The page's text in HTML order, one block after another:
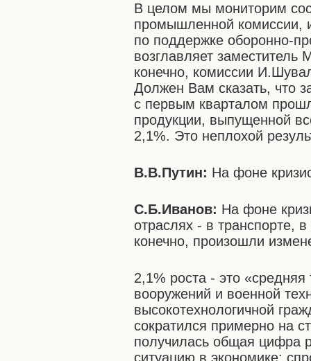
В целом мы мониторим
промышленной комиссии,
по поддержке оборонно-
возглавляет
конечно, комиссии
Должен Вам сказать, что
с первым кварталом
продукции, выпущенной
2,1%. Это неплохой
В.В.Путин: На фоне
С.Б.Иванов: На фоне
отраслях - в транспорте,
конечно, произошли
2,1% роста - это
вооружений и военной
высокотехнологичной
сократился примерно на
получилась общая цифра
ситуацию в экономике: